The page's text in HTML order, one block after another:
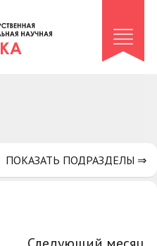
ПОКАЗАТЬ ПОДРАЗДЕЛЫ ⇒